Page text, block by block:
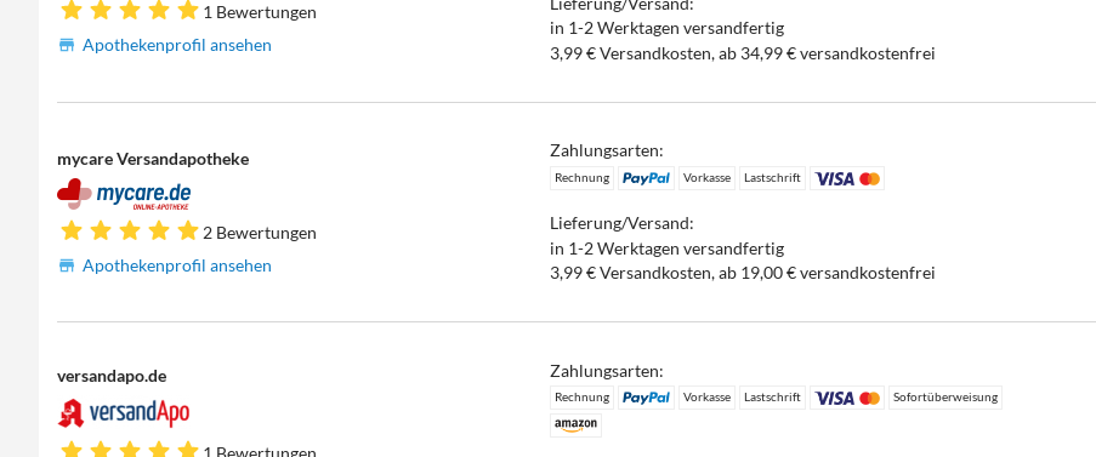
1 Bewertungen
Apothekenprofil ansehen
in 1-2 Werktagen versandfertig
3,99 € Versandkosten, ab 34,99 € versandkostenfrei
mycare Versandapotheke
2 Bewertungen
Apothekenprofil ansehen
Zahlungsarten:
Rechnung Vorkasse Lastschrift
Lieferung/Versand:
in 1-2 Werktagen versandfertig
3,99 € Versandkosten, ab 19,00 € versandkostenfrei
versandapo.de Zahlungsarten:
Rechnung Vorkasse Lastschrift Sofortüberweisung